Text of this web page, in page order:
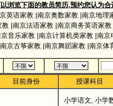
浏览下面的教员简历,预约您认为
英语家教 |南京奥数家教 |南京地理
教 |南京法语家教 |南京商务英语家教
音乐家教 |南京计算机类家教 |南京
南京古筝家教 |南京舞蹈家教 |南京体
目前身份 授课科目
小学语文, 小学